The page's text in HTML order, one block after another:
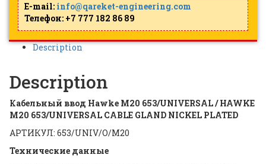
E-mail: info@qareket-engineering.com
Телефон: +7 777 182 86 89
Description
Description
Кабельный ввод Hawke M20 653/UNIVERSAL / HAWKE
M20 653/UNIVERSAL CABLE GLAND NICKEL PLATED
АРТИКУЛ: 653/UNIV/O/M20
Технические данные